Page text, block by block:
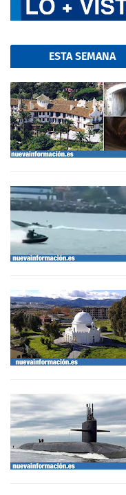
ESTA SEMANA